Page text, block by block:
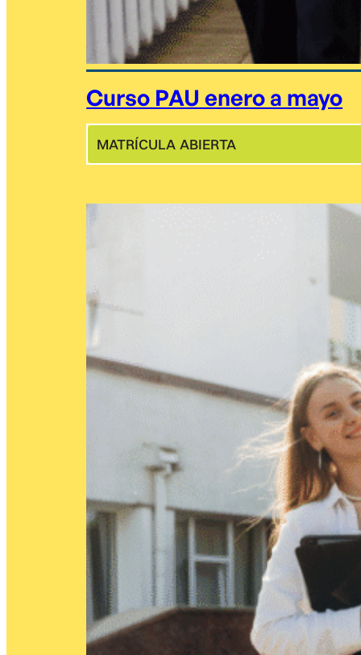
Curso PAU enero a mayo
MATRÍCULA ABIERTA